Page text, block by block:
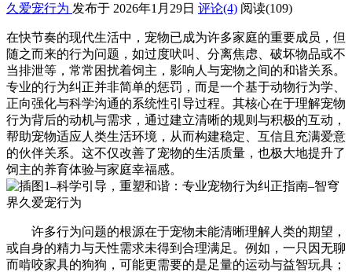
久爱宠行为 发布于 2026年1月29日 评论(4) 阅读(109)
在快节奏的现代生活中，宠物已成为许多家庭的重要成员，但
随之而来的行为问题，如过度吠叫、分离焦虑、破坏物品或不
当排泄等，常常困扰着饲主，影响人与宠物之间的和谐关系。
专业的行为纠正并非简单的惩罚，而是一个基于动物行为学、
正向强化与科学沟通的系统性引导过程。其核心在于理解宠物
行为背后的动机与需求，通过建立清晰的规则与积极的互动，
帮助宠物适应人类生活环境，从而构建稳定、互信且充满爱意
的伙伴关系。这不仅改善了宠物的生活质量，也极大地提升了
饲主的养育体验与家庭幸福感。
许多行为问题的根源在于宠物未能清晰理解人类的期望，
或自身的精力与天性需求未得到合理满足。例如，一只因无聊
而啃咬家具的狗狗，可能更需要的是足量的运动与益智玩具；